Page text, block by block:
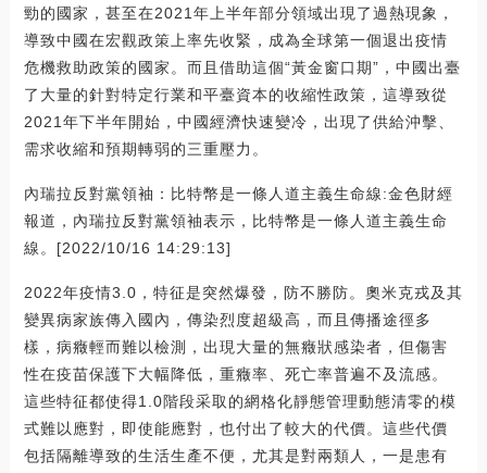
勁的國家，甚至在2021年上半年部分領域出現了過熱現象，
導致中國在宏觀政策上率先收緊，成為全球第一個退出疫情
危機救助政策的國家。而且借助這個“黃金窗口期”，中國出臺
了大量的針對特定行業和平臺資本的收縮性政策，這導致從
2021年下半年開始，中國經濟快速變冷，出現了供給沖擊、
需求收縮和預期轉弱的三重壓力。
內瑞拉反對黨領袖：比特幣是一條人道主義生命線:金色財經
報道，內瑞拉反對黨領袖表示，比特幣是一條人道主義生命
線。[2022/10/16 14:29:13]
2022年疫情3.0，特征是突然爆發，防不勝防。奧米克戎及其
變異病家族傳入國內，傳染烈度超級高，而且傳播途徑多
樣，病癥輕而難以檢測，出現大量的無癥狀感染者，但傷害
性在疫苗保護下大幅降低，重癥率、死亡率普遍不及流感。
這些特征都使得1.0階段采取的網格化靜態管理動態清零的模
式難以應對，即使能應對，也付出了較大的代價。這些代價
包括隔離導致的生活生產不便，尤其是對兩類人，一是患有